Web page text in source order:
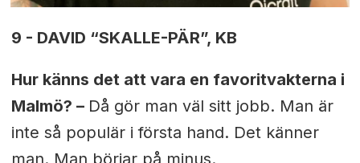
9 - DAVID “SKALLE-PÄR”, KB
Hur känns det att vara en favoritvakterna i
Malmö? – Då gör man väl sitt jobb. Man är
inte så populär i första hand. Det känner